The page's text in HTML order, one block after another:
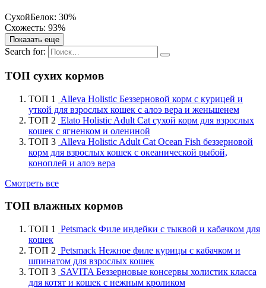
СухойБелок: 30%
Схожесть: 93%
Показать еще
Search for:
ТОП сухих кормов
ТОП 1
Alleva Holistic Беззерновой корм с курицей и
уткой для взрослых кошек с алоэ вера и женьшенем
ТОП 2 Elato Holistic Adult Cat сухой корм для взрослых
кошек с ягненком и олениной
ТОП 3 Alleva Holistic Adult Cat Ocean Fish беззерновой
корм для взрослых кошек с океанической рыбой,
коноплей и алоэ вера
Смотреть все
ТОП влажных кормов
ТОП 1
Petsmack Филе индейки с тыквой и кабачком для
кошек
ТОП 2 Petsmack Нежное филе курицы с кабачком и
шпинатом для взрослых кошек
ТОП 3 SAVITA Беззерновые консервы холистик класса
для котят и кошек с нежным кроликом